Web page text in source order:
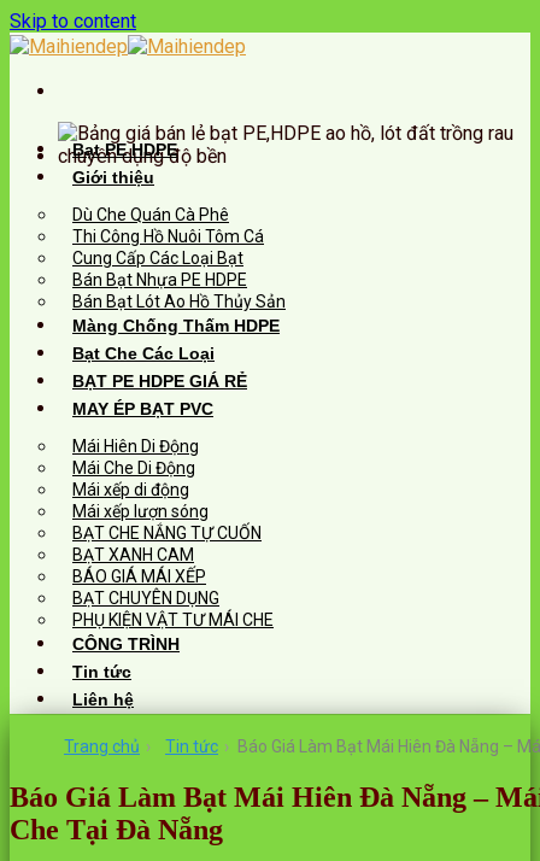
Skip to content
Bạt PE HDPE
Giới thiệu
Dù Che Quán Cà Phê
Thi Công Hồ Nuôi Tôm Cá
Cung Cấp Các Loại Bạt
Bán Bạt Nhựa PE HDPE
Bán Bạt Lót Ao Hồ Thủy Sản
Màng Chống Thấm HDPE
Bạt Che Các Loại
BẠT PE HDPE GIÁ RẺ
MAY ÉP BẠT PVC
Mái Hiên Di Động
Mái Che Di Động
Mái xếp di động
Mái xếp lượn sóng
BẠT CHE NẮNG TỰ CUỐN
BẠT XANH CAM
BÁO GIÁ MÁI XẾP
BẠT CHUYÊN DỤNG
PHỤ KIỆN VẬT TƯ MÁI CHE
CÔNG TRÌNH
Tin tức
Liên hệ
Trang chủ › Tin tức › Báo Giá Làm Bạt Mái Hiên Đà Nẵng –
Báo Giá Làm Bạt Mái Hiên Đà Nẵng –
Che Tại Đà Nẵng